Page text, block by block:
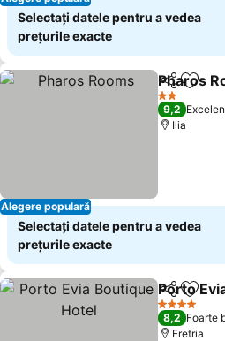
Selectați datele pentru a vedea
prețurile exacte
Alegere populară
Distribuiți
Pharos
2 Stele
9,2
Ilia
Selectați datele pentru a vedea
prețurile exacte
Distribuiți
Porto
4 Stele
8,2 Foarte
Eretria